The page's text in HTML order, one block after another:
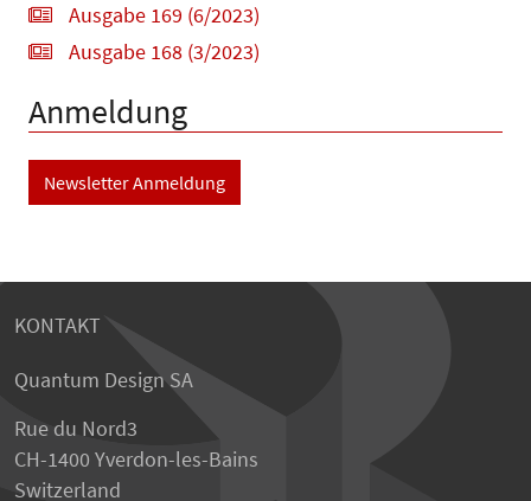
Ausgabe 169 (6/2023)
Ausgabe 168 (3/2023)
Anmeldung
Newsletter Anmeldung
KONTAKT
Quantum Design SA
Rue du Nord3
CH-1400 Yverdon-les-Bains
Switzerland